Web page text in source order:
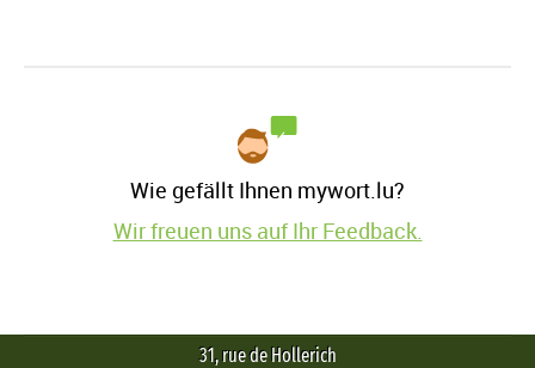
Wie gefällt Ihnen mywort.lu?
Wir freuen uns auf Ihr Feedback.
31, rue de Hollerich